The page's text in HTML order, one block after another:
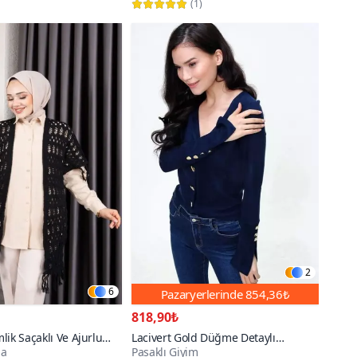
(1)
6
Saçaklı Ve Ajurlu
2
Pazaryerlerinde854,36₺
818,90₺
Lacivert Gold Düğme Detaylı
Yumuşak Dokulu Kısa Triko Hırka
Pasaklı Giyim